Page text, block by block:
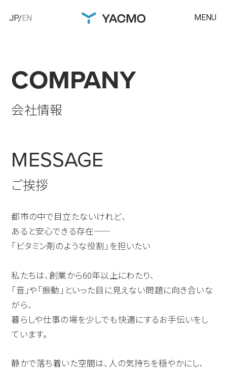
JP EN MENU
COMPANY
会社情報
MESSAGE
ご挨拶
都市の中で目立たないけれど、
あると安心できる存在――
「ビタミン剤のような役割」を担いたい
私たちは、創業から60年以上にわたり、
「音」や「振動」といった目に見えない問題に向き合いな
がら、
暮らしや仕事の場を少しでも快適にするお手伝いをし
ています。
静かで落ち着いた空間は、人の気持ちを穏やかにし、